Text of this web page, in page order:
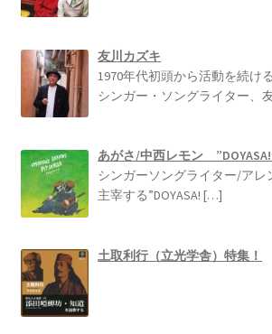
友川カズキ
1970年代初頭から活動を続け
シンガー・ソングライター、
あがさ/中西レモン ”DOYASA!
シンガーソングライター/アレ
主宰する”DOYASA![…]
土取利行（立光学舎）特集！